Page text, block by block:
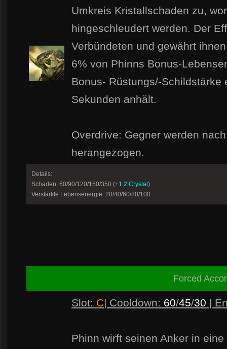
Umkreis Kristallschaden zu,
hingeschleudert werden. Der
Verbündeten und gewährt
6% von Phinns Bonus-
Bonus- Rüstungs/-
Sekunden anhält.
Overdrive: Gegner werden
herangezogen.
Details:
Schaden: 60/90/120/150/350 (+1.2 Crystal)
Verstärkte Lebensenergie: 20/40/60/80/100
Forced
Slot: C| Cooldown: 60/45/30 |
Phinn wirft seinen Anker in